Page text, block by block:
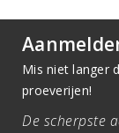
Mis niet langer
proeverijen!
De scherpste